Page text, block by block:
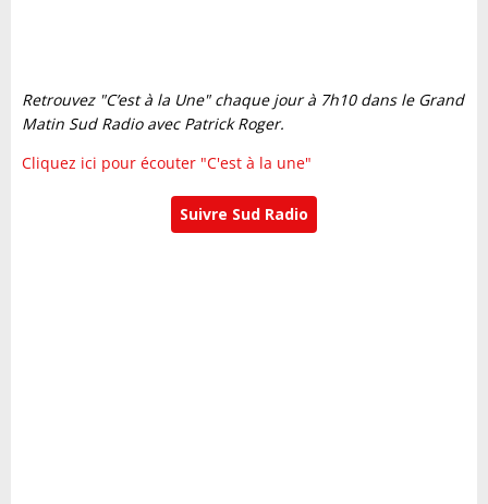
Retrouvez "C’est à la Une" chaque jour à 7h10 dans le Grand
Matin Sud Radio avec Patrick Roger.
Cliquez ici pour écouter "C'est à la une"
Suivre Sud Radio